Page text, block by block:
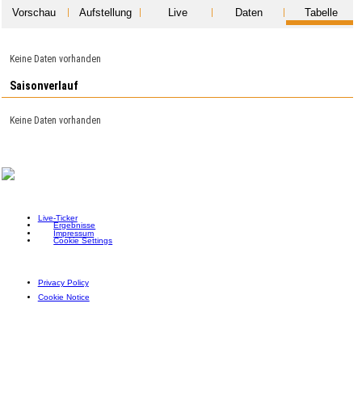
Vorschau Aufstellung Live Daten Tabelle
Keine Daten vorhanden
Saisonverlauf
Keine Daten vorhanden
Live-Ticker
Ergebnisse
Impressum
Cookie Settings
Privacy Policy
Cookie Notice